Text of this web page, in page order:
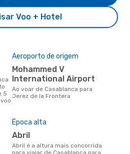
Voo + Hotel
5
Aeroporto de origem
Mohammed V
International Airport
Ao voar de Casablanca para
Jerez de la Frontera
Época alta
abril
abril é a altura mais concorrida
para viajar de Casablanca para